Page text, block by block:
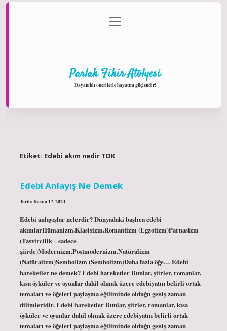
Gizlilik Politikası
menüyü
aç
Parlak Fikir Atölyesi
Dayanıklı önerilerle hayatını güçlendir!
Etiket: Edebi akım nedir TDK
Edebi Anlayış Ne Demek
Tarih: Kasım 17, 2024
Edebi anlayışlar nelerdir? Dünyadaki başlıca edebi
akımlarHümanizm.Klasisizm.Romantizm (Egzotizm)Parnasizm
(Tasvircilik – sadece
şiirde)Modernizm.Postmodernizm.Natüralizm
(Natüralizm)Sembolizm (Sembolizm)Daha fazla öğe… Edebi
hareketler ne demek? Edebi hareketler Bunlar, şiirler, romanlar,
kısa öyküler ve oyunlar dahil olmak üzere edebiyatın belirli ortak
temaları ve öğeleri paylaşma eğiliminde olduğu geniş zaman
dilimleridir. Edebi hareketler Bunlar, şiirler, romanlar, kısa
öyküler ve oyunlar dahil olmak üzere edebiyatın belirli ortak
temaları ve öğeleri paylaşma eğiliminde olduğu geniş zaman